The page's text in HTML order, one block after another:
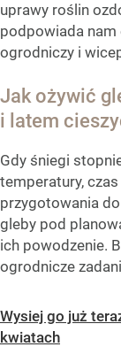
uprawy roślin
podpowiada
ogrodniczy i
Jak ożywić
i latem
Gdy śniegi
temperatury,
przygotowania
gleby pod
ich powodzenie.
ogrodnicze
Wysiej go już
kwiatach